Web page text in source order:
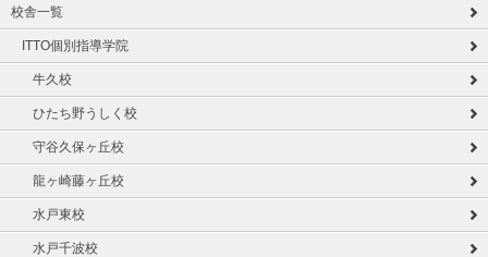
校舎一覧
ITTO個別指導学院
牛久校
ひたち野うしく校
守谷久保ヶ丘校
龍ヶ崎藤ヶ丘校
水戸東校
水戸千波校